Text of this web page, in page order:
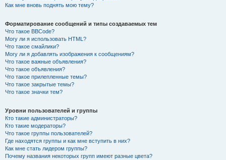
Как мне вновь поднять мою тему?
Форматирование сообщений и типы создаваемых тем
Что такое BBCode?
Могу ли я использовать HTML?
Что такое смайлики?
Могу ли я добавлять изображения к сообщениям?
Что такое важные объявления?
Что такое объявления?
Что такое прилепленные темы?
Что такое закрытые темы?
Что такое значки тем?
Уровни пользователей и группы
Кто такие администраторы?
Кто такие модераторы?
Что такое группы пользователей?
Где находятся группы и как мне вступить в них?
Как мне стать лидером группы?
Почему названия некоторых групп имеют разные цвета?